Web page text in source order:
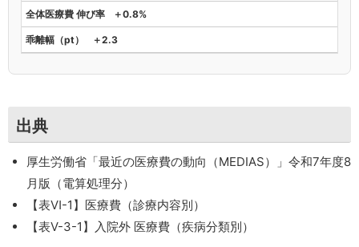
＋0.8%
＋2.3
出典
厚生労働省「最近の医療費の動向（MEDIAS）」令和7年度8
月版（電算処理分）
【表Ⅵ-1】医療費（診療内容別）
【表Ⅴ-3-1】入院外 医療費（疾病分類別）